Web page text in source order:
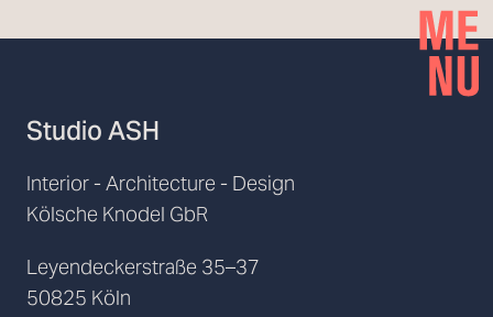
Studio ASH
Interior - Architecture - Design
Kölsche Knodel GbR
Leyendeckerstraße 35–37
50825 Köln